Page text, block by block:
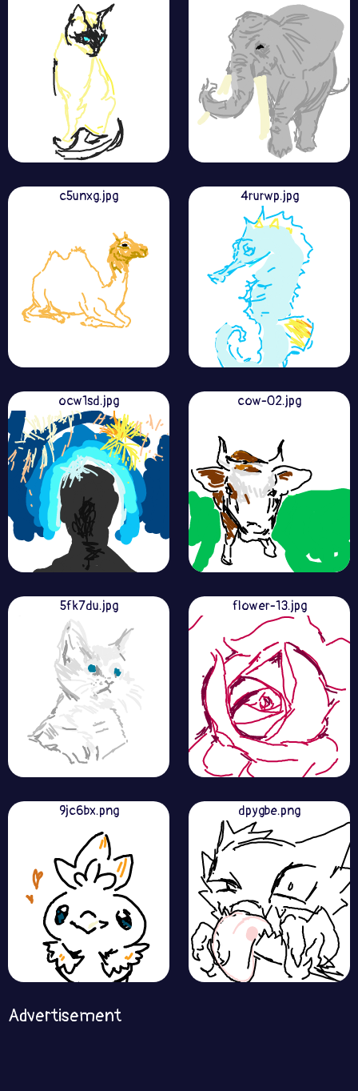
c5unxg.jpg 4rurwp.jpg
ocw1sd.jpg cow-02.jpg
5fk7du.jpg flower-13.jpg
9jc6bx.png dpygbe.png
Advertisement